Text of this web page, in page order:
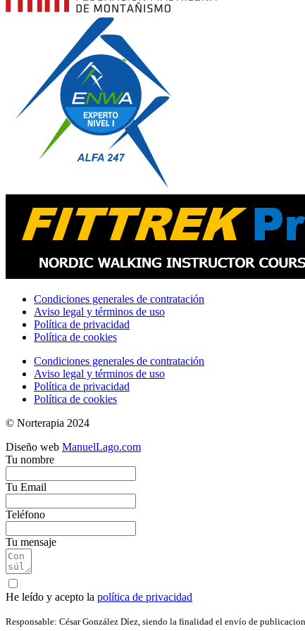
Condiciones generales de contratación
Aviso legal y términos de uso
Política de privacidad
Política de cookies
Condiciones generales de contratación
Aviso legal y términos de uso
Política de privacidad
Política de cookies
© Norterapia 2024
Diseño web ManuelLago.com
Tu nombre
Tu Email
Teléfono
Tu mensaje
He leído y acepto la política de privacidad
Responsable: César González Díez, siendo la finalidad el envío de